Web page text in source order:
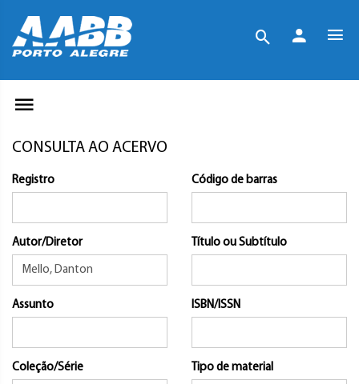
CONSULTA AO ACERVO
Registro Código de barras
Autor/Diretor Título ou Subtítulo
Assunto ISBN/ISSN
Coleção/Série Tipo de material